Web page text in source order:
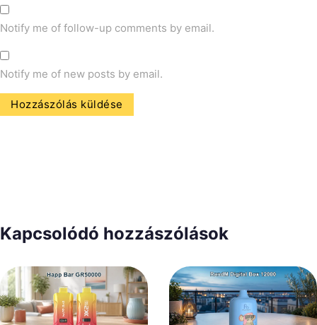
Notify me of follow-up comments by email.
Notify me of new posts by email.
Kapcsolódó hozzászólások